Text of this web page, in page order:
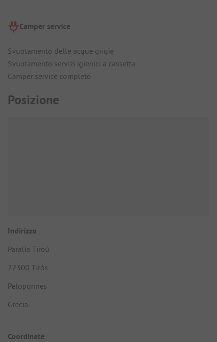
Camper service
Svuotamento delle acque grigie
Svuotamento servizi igienici a cassetta
Camper service completo
Posizione
Indirizzo
Paralía Tiroú
22300 Tirós
Peloponnes
Grecia
Coordinate